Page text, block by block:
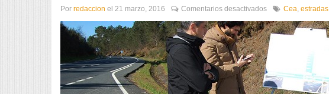
Por redaccion el 21 marzo, 2016 Comentarios desactivadosen
a
mellora
da
seguridade
viaria
da
OU-
Cea estradas